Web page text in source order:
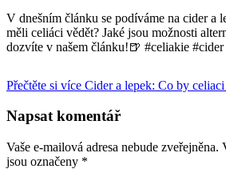
V dnešním článku se podíváme na cider a
měli celiáci vědět? Jaké jsou možnosti
dozvíte v našem článku!🍺 #celiakie
Přečtěte si více Cider a lepek: Co by
Napsat komentář
Vaše e-mailová adresa nebude zveřejněna.
jsou označeny *